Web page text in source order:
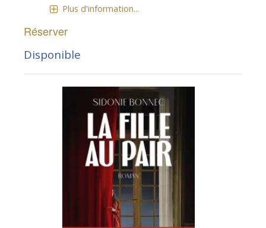
Plus d'information...
Réserver
Disponible